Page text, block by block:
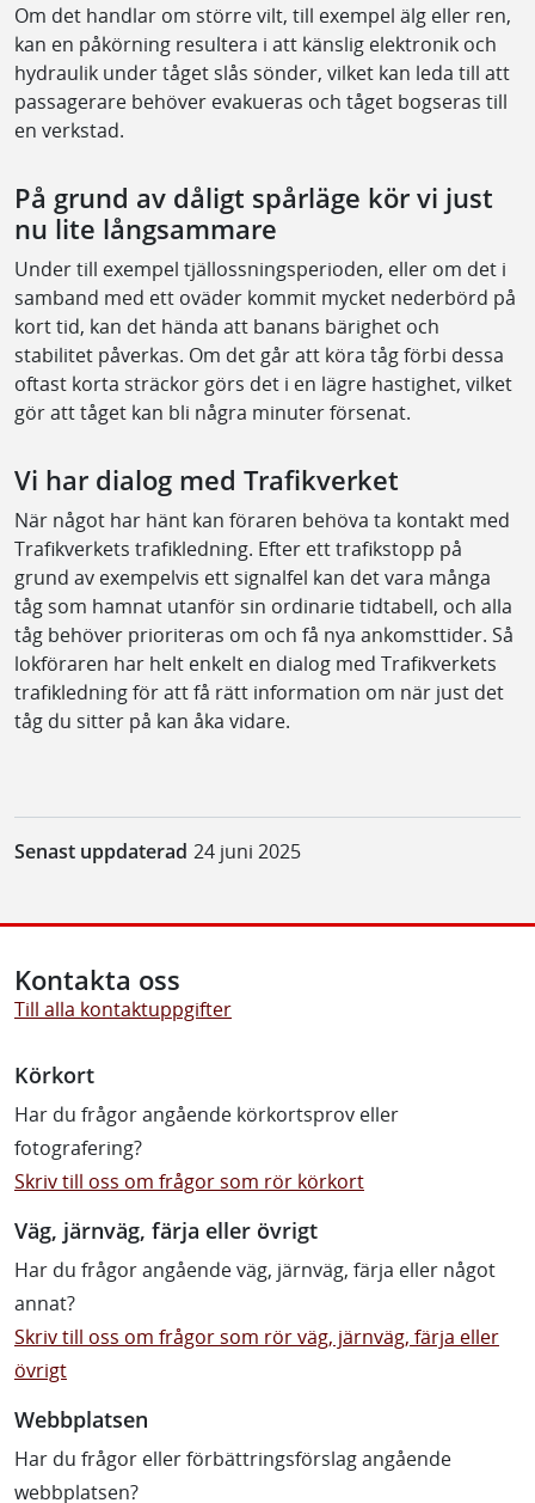
Om det handlar om större vilt, till exempel älg eller ren,
kan en påkörning resultera i att känslig elektronik och
hydraulik under tåget slås sönder, vilket kan leda till att
passagerare behöver evakueras och tåget bogseras till
en verkstad.
På grund av dåligt spårläge kör vi just
nu lite långsammare
Under till exempel tjällossningsperioden, eller om det i
samband med ett oväder kommit mycket nederbörd på
kort tid, kan det hända att banans bärighet och
stabilitet påverkas. Om det går att köra tåg förbi dessa
oftast korta sträckor görs det i en lägre hastighet, vilket
gör att tåget kan bli några minuter försenat.
Vi har dialog med Trafikverket
När något har hänt kan föraren behöva ta kontakt med
Trafikverkets trafikledning. Efter ett trafikstopp på
grund av exempelvis ett signalfel kan det vara många
tåg som hamnat utanför sin ordinarie tidtabell, och alla
tåg behöver prioriteras om och få nya ankomsttider. Så
lokföraren har helt enkelt en dialog med Trafikverkets
trafikledning för att få rätt information om när just det
tåg du sitter på kan åka vidare.
Senast uppdaterad 24 juni 2025
Kontakta oss
Till alla kontaktuppgifter
Körkort
Har du frågor angående körkortsprov eller
fotografering?
Skriv till oss om frågor som rör körkort
Väg, järnväg, färja eller övrigt
Har du frågor angående väg, järnväg, färja eller något
annat?
Skriv till oss om frågor som rör väg, järnväg, färja eller
övrigt
Webbplatsen
Har du frågor eller förbättringsförslag angående
webbplatsen?